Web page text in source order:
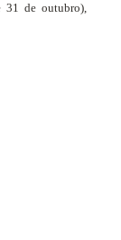
31 de outubro),